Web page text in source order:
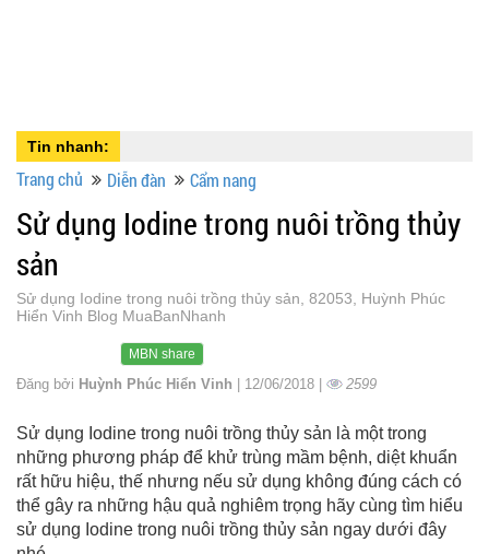
Tin nhanh:
Trang chủ Diễn đàn Cẩm nang
Sử dụng Iodine trong nuôi trồng thủy
sản
Sử dụng Iodine trong nuôi trồng thủy sản, 82053, Huỳnh Phúc
Hiển Vinh Blog MuaBanNhanh
MBN share
Đăng bởi Huỳnh Phúc Hiển Vinh | 12/06/2018 | 2599
Sử dụng Iodine trong nuôi trồng thủy sản là một trong
những phương pháp để khử trùng mầm bệnh, diệt khuẩn
rất hữu hiệu, thế nhưng nếu sử dụng không đúng cách có
thể gây ra những hậu quả nghiêm trọng hãy cùng tìm hiểu
sử dụng Iodine trong nuôi trồng thủy sản ngay dưới đây